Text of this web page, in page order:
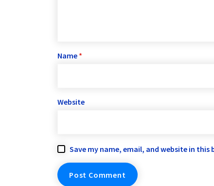
Name *
Website
Save my name, email, and website in